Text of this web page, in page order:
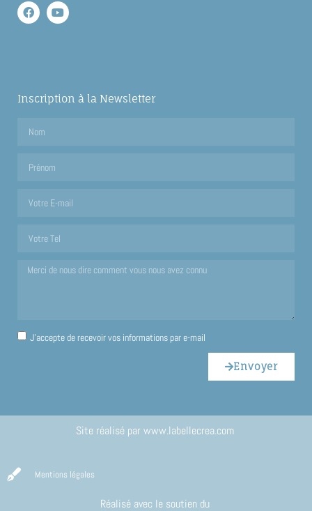
Inscription à la Newsletter
J'accepte de recevoir vos informations par e-mail
Envoyer
Site réalisé par www.labellecrea.com
Mentions légales
Réalisé avec le soutien du